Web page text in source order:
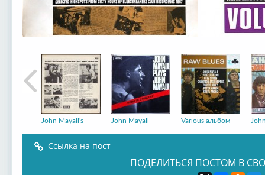
John Mayall's John Mayall Various альбом
Ссылка на пост
ПОДЕЛИТЬСЯ ПОСТОМ В